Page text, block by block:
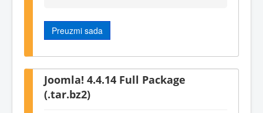
Preuzmi sada
Joomla! 4.4.14 Full Package
(.tar.bz2)